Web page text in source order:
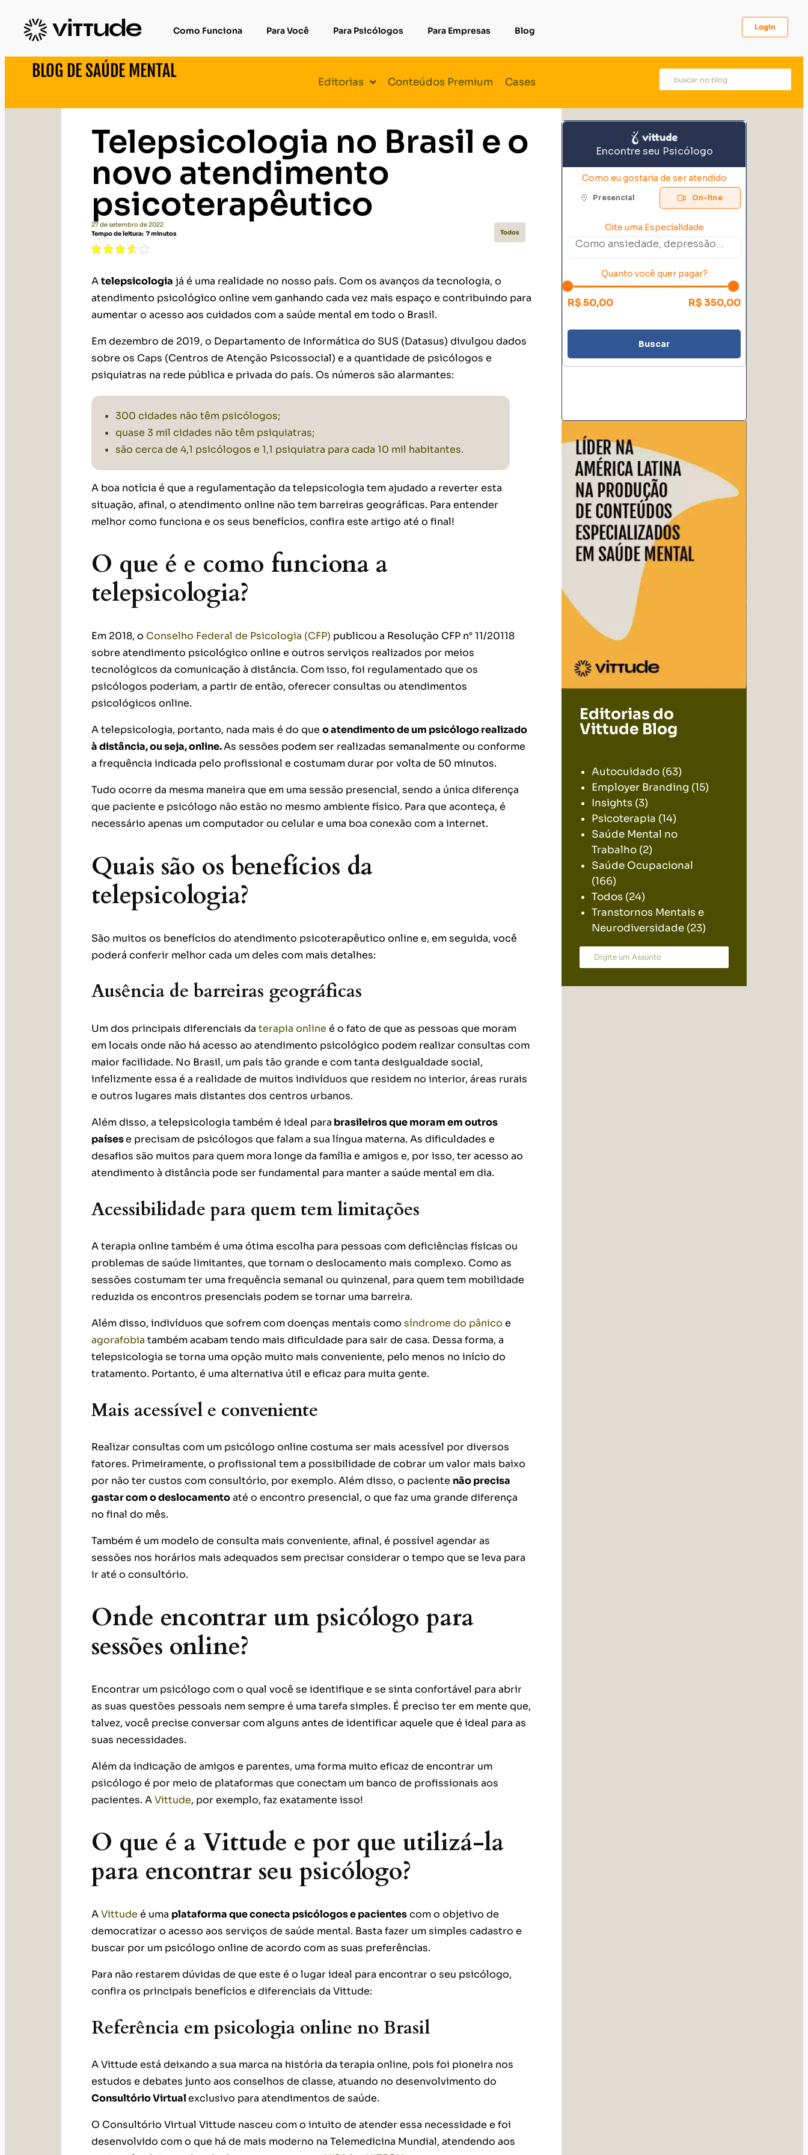
Como Funciona Para Você Para Psicólogos Para Empresas Blog Login
BLOG DE SAÚDE MENTAL
Editorias Conteúdos Premium Cases
Telepsicologia no Brasil e o
novo atendimento
psicoterapêutico
27 de setembro de 2022
Tempo de leitura: 7minutos Todos
Atelepsicologia já é uma realidade no nosso país. Com os avanços da tecnologia, o
atendimento psicológico online vem ganhando cada vez mais espaço e contribuindo para
aumentar o acesso aos cuidados com a saúde mental em todo o Brasil.
Em dezembro de 2019, o Departamento de Informática do SUS (Datasus) divulgou dados
sobre os Caps (Centros de Atenção Psicossocial) e a quantidade de psicólogos e
psiquiatras na rede pública e privada do país. Os números são alarmantes:
300 cidades não têm psicólogos;
quase 3 mil cidades não têm psiquiatras;
são cerca de 4,1 psicólogos e 1,1 psiquiatra para cada 10 mil habitantes.
A boa notícia é que a regulamentação da telepsicologia tem ajudado a reverter esta
situação, afinal, o atendimento online não tem barreiras geográficas. Para entender
melhor como funciona e os seus benefícios, confira este artigo até o final!
O que é e como funciona a
telepsicologia?
Em 2018, o Conselho Federal de Psicologia (CFP) publicou a Resolução CFP n° 11/20118
sobre atendimento psicológico online e outros serviços realizados por meios
tecnológicos da comunicação à distância. Com isso, foi regulamentado que os
psicólogos poderiam, a partir de então, oferecer consultas ou atendimentos
psicológicos online.
A telepsicologia, portanto, nada mais é do que o atendimento de um psicólogo realizado
à distância, ou seja, online.As sessões podem ser realizadas semanalmente ou conforme
a frequência indicada pelo profissional e costumam durar por volta de 50 minutos.
Tudo ocorre da mesma maneira que em uma sessão presencial, sendo a única diferença
que paciente e psicólogo não estão no mesmo ambiente físico. Para que aconteça, é
necessário apenas um computador ou celular e uma boa conexão com a internet.
Quais são os benefícios da
telepsicologia?
São muitos os benefícios do atendimento psicoterapêutico online e, em seguida, você
poderá conferir melhor cada um deles com mais detalhes:
Ausência de barreiras geográficas
Um dos principais diferenciais da terapia online é o fato de que as pessoas que moram
em locais onde não há acesso ao atendimento psicológico podem realizar consultas com
maior facilidade. No Brasil, um país tão grande e com tanta desigualdade social,
infelizmente essa é a realidade de muitos indivíduos que residem no interior, áreas rurais
e outros lugares mais distantes dos centros urbanos.
Além disso, a telepsicologia também é ideal para brasileiros que moram em outros
paísese precisam de psicólogos que falam a sua língua materna. As dificuldades e
desafios são muitos para quem mora longe da família e amigos e, por isso, ter acesso ao
atendimento à distância pode ser fundamental para manter a saúde mental em dia.
Acessibilidade para quem tem limitações
A terapia online também é uma ótima escolha para pessoas com deficiências físicas ou
problemas de saúde limitantes, que tornam o deslocamento mais complexo. Como as
sessões costumam ter uma frequência semanal ou quinzenal, para quem tem mobilidade
reduzida os encontros presenciais podem se tornar uma barreira.
Além disso, indivíduos que sofrem com doenças mentais como síndrome do pânico e
agorafobia também acabam tendo mais dificuldade para sair de casa. Dessa forma, a
telepsicologia se torna uma opção muito mais conveniente, pelo menos no início do
tratamento. Portanto, é uma alternativa útil e eficaz para muita gente.
Mais acessível e conveniente
Realizar consultas com um psicólogo online costuma ser mais acessível por diversos
fatores. Primeiramente, o profissional tem a possibilidade de cobrar um valor mais baixo
por não ter custos com consultório, por exemplo. Além disso, o paciente não precisa
gastar com o deslocamentoaté o encontro presencial, o que faz uma grande diferença
no final do mês.
Também é um modelo de consulta mais conveniente, afinal, é possível agendar as
sessões nos horários mais adequados sem precisar considerar o tempo que se leva para
ir até o consultório.
Onde encontrar um psicólogo para
sessões online?
Encontrar um psicólogo com o qual você se identifique e se sinta confortável para abrir
as suas questões pessoais nem sempre é uma tarefa simples. É preciso ter em mente que,
talvez, você precise conversar com alguns antes de identificar aquele que é ideal para as
suas necessidades.
Além da indicação de amigos e parentes, uma forma muito eficaz de encontrar um
psicólogo é por meio de plataformas que conectam um banco de profissionais aos
pacientes. AVittude, por exemplo, faz exatamente isso!
O que é a Vittude e por que utilizá-la
para encontrar seu psicólogo?
AVittude é uma plataforma que conecta psicólogos e pacientescom o objetivo de
democratizar o acesso aos serviços de saúde mental. Basta fazer um simples cadastro e
buscar por um psicólogo online de acordo com as suas preferências.
Para não restarem dúvidas de que este é o lugar ideal para encontrar o seu psicólogo,
confira os principais benefícios e diferenciais da Vittude:
Referência em psicologia online no Brasil
A Vittude está deixando a sua marca na história da terapia online, pois foi pioneira nos
estudos e debates junto aos conselhos de classe, atuando no desenvolvimento do
Consultório Virtualexclusivo para atendimentos de saúde.
O Consultório Virtual Vittude nasceu com o intuito de atender essa necessidade e foi
desenvolvido com o que há de mais moderno na Telemedicina Mundial, atendendo aos
Editorias do
Vittude Blog
Autocuidado (63)
Employer Branding (15)
Insights (3)
Psicoterapia (14)
Saúde Mental no
Trabalho (2)
Saúde Ocupacional
(166)
Todos (24)
Transtornos Mentais e
Neurodiversidade (23)